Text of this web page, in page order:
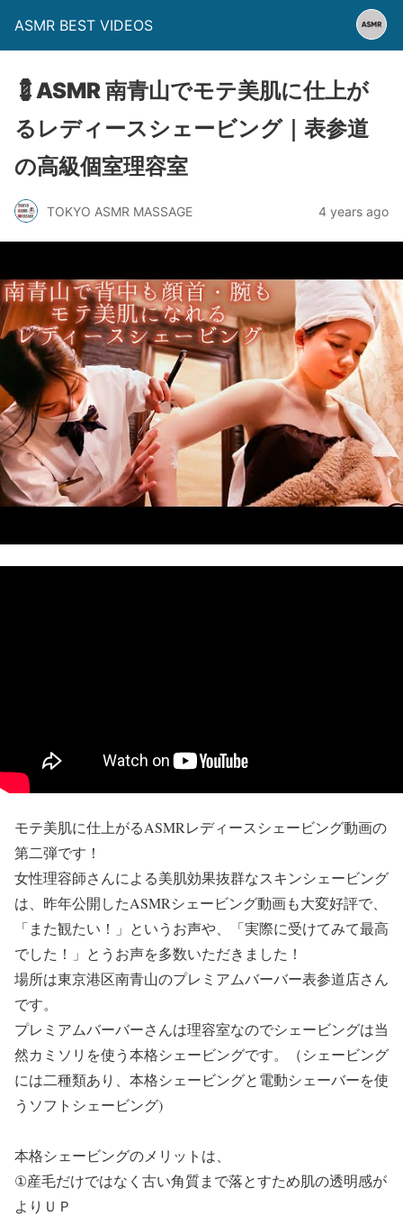
ASMR BEST VIDEOS
💈ASMR 南青山でモテ美肌に仕上が
るレディースシェービング｜表参道
の高級個室理容室
TOKYO ASMR MASSAGE 4 years ago
モテ美肌に仕上がるASMRレディースシェービング動画の
第二弾です！
女性理容師さんによる美肌効果抜群なスキンシェービング
は、昨年公開したASMRシェービング動画も大変好評で、
「また観たい！」というお声や、「実際に受けてみて最高
でした！」とうお声を多数いただきました！
場所は東京港区南青山のプレミアムバーバー表参道店さん
です。
プレミアムバーバーさんは理容室なのでシェービングは当
然カミソリを使う本格シェービングです。（シェービング
には二種類あり、本格シェービングと電動シェーバーを使
うソフトシェービング)
本格シェービングのメリットは、
①産毛だけではなく古い角質まで落とすため肌の透明感が
よりＵＰ